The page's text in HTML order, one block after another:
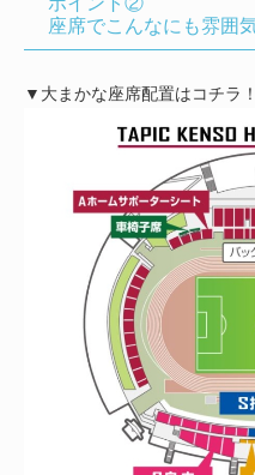
座席でこんなにも雰囲
▼大まかな座席配置はコチラ！